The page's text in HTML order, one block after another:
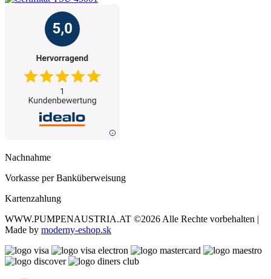
Nachnahme
Vorkasse per Banküberweisung
Kartenzahlung
WWW.PUMPENAUSTRIA.AT ©2026 Alle Rechte vorbehalten |
Made by moderny-eshop.sk